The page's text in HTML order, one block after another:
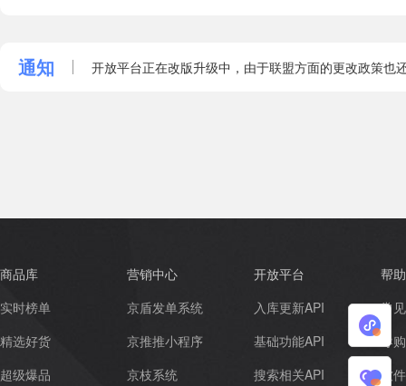
程
我
通知 开放平台正在改版升级中，由于联盟方面的更改政策
商品库
实时榜单
精选好货
超级爆品
营销中心
京盾发单系统
京推推小程序
京枝系统
开放平台
入库更新API
基础功能API
搜索相关API
帮
常
导
软